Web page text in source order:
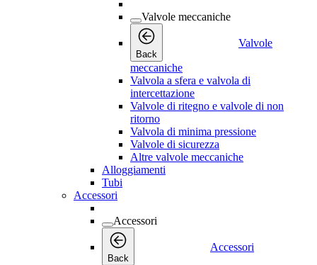
Valvole meccaniche
Back
Valvole
meccaniche
Valvola a sfera e valvola di
intercettazione
Valvole di ritegno e valvole di non
ritorno
Valvola di minima pressione
Valvole di sicurezza
Altre valvole meccaniche
Alloggiamenti
Tubi
Accessori
Accessori
Back
Accessori